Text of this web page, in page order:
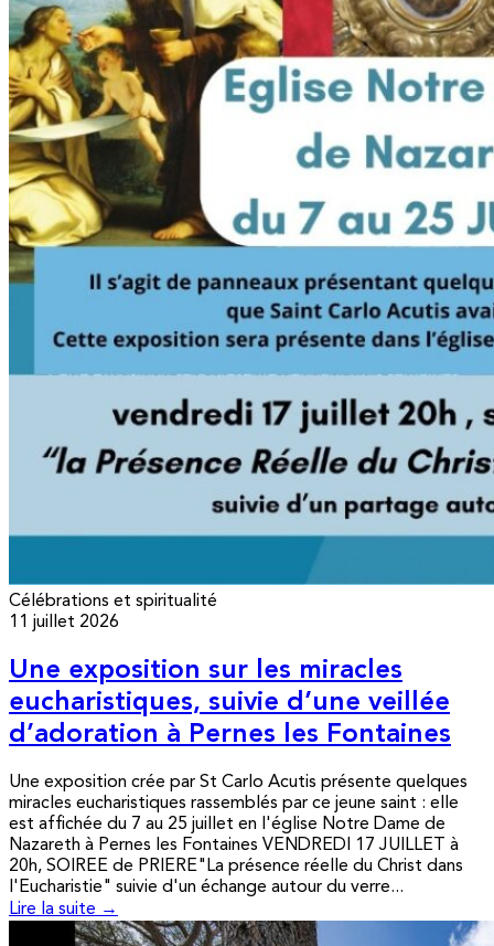
Célébrations et spiritualité
11 juillet 2026
Une exposition sur les miracles
eucharistiques, suivie d’une veillée
d’adoration à Pernes les Fontaines
Une exposition crée par St Carlo Acutis présente quelques
miracles eucharistiques rassemblés par ce jeune saint : elle
est affichée du 7 au 25 juillet en l'église Notre Dame de
Nazareth à Pernes les Fontaines VENDREDI 17 JUILLET à
20h, SOIREE de PRIERE"La présence réelle du Christ dans
l'Eucharistie" suivie d'un échange autour du verre...
Lire la suite →